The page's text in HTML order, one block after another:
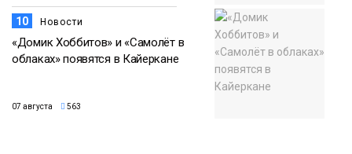
10 Новости
«Домик Хоббитов» и «Самолёт в
облаках» появятся в Кайеркане
07 августа 563